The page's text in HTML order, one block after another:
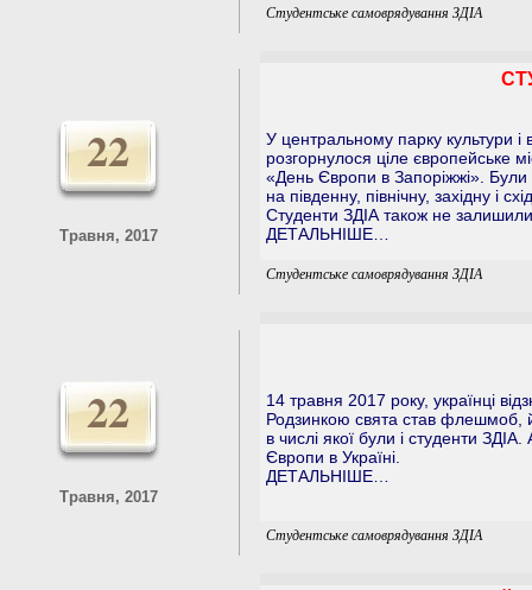
Студентське самоврядування ЗДІА
22
Травня, 2017
У центральному парку культури і
розгорнулося ціле європейське
«День Європи в Запоріжжі». Були
на південну, північну, західну і
Студенти ЗДІА також не
ДЕТАЛЬНІШЕ…
Студентське самоврядування ЗДІА
22
Травня, 2017
14 травня 2017 року, українці
Родзинкою свята став флешмоб,
в числі якої були і студенти
Європи в Україні.
ДЕТАЛЬНІШЕ…
Студентське самоврядування ЗДІА